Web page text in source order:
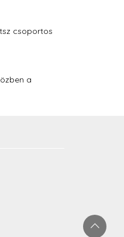
csoportos
a